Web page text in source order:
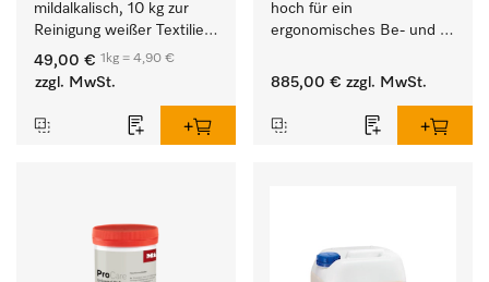
mildalkalisch, 10 kg zur
Reinigung weißer Textilien
und farbechter
Buntwäsche.
49,00 € 1kg = 4,90 €
zzgl. MwSt.
hoch für ein
ergonomisches Be- und
Waschmaschine und
885,00 € zzgl. MwSt.